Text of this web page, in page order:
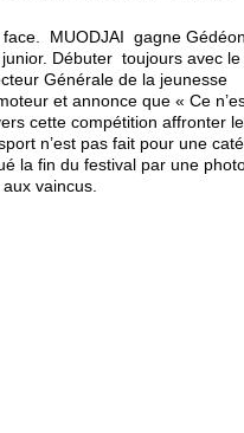
MUODJAI gagne
Débuter toujours avec le
Générale de la jeunesse
et annonce que « Ce
cette compétition affronter
n’est pas fait pour une
la fin du festival par une
vaincus.